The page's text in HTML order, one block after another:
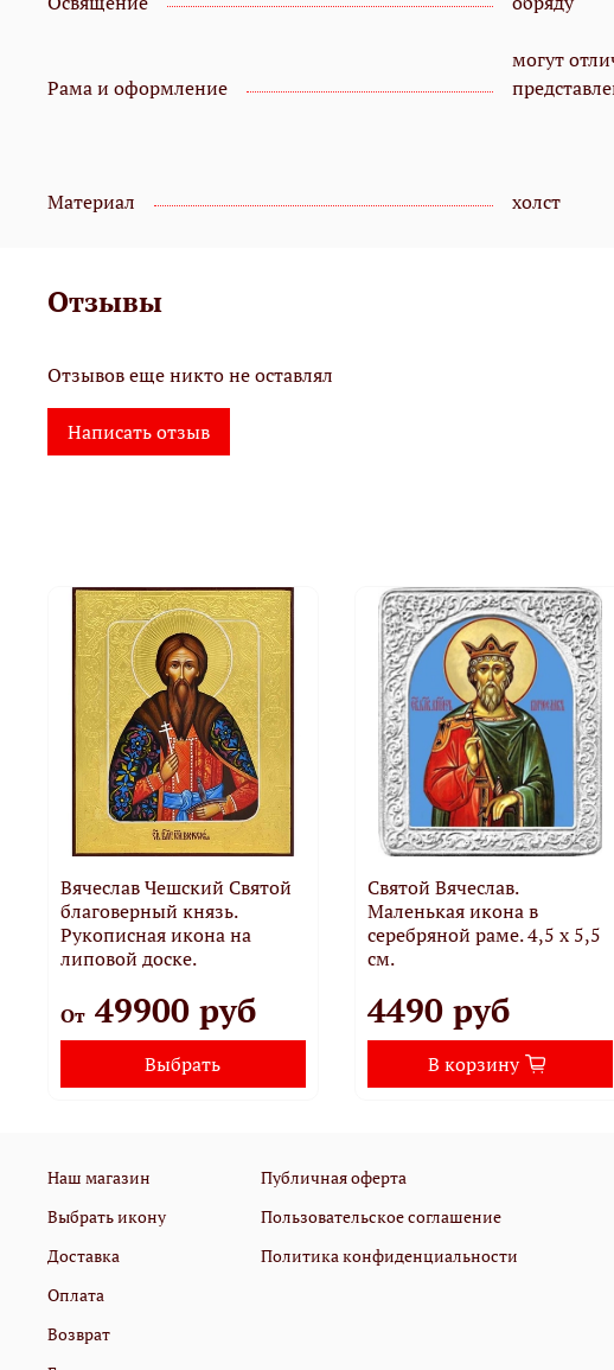
Рама и оформление
могут
Материал холст
Отзывы
Отзывов еще никто не оставлял
Написать отзыв
Вячеслав Чешский Святой
благоверный князь.
Рукописная икона на
липовой доске.
От 49900 руб
Выбрать
Святой Вячеслав.
Маленькая икона в
серебряной раме. 4,5 х 5,5
см.
4490 руб
В корзину
Наш магазин
Выбрать икону
Доставка
Оплата
Возврат
Публичная оферта
Пользовательское соглашение
Политика конфиденциальности